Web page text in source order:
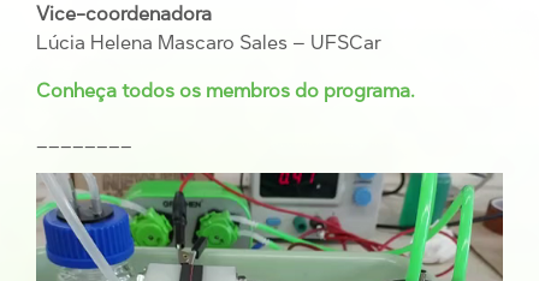
Vice-coordenadora
Lúcia Helena Mascaro Sales – UFSCar
Conheça todos os membros do programa.